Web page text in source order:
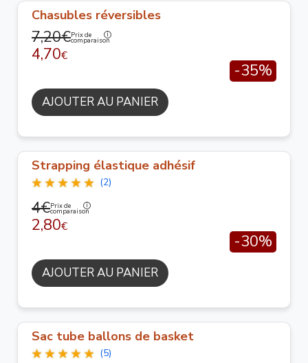
Chasubles réversibles
7,20€Prix de
comparaison
4,70€
-35%
AJOUTER AU PANIER
Strapping élastique adhésif
(2)
4€Prix de
comparaison
2,80€
-30%
AJOUTER AU PANIER
Sac tube ballons de basket
(5)